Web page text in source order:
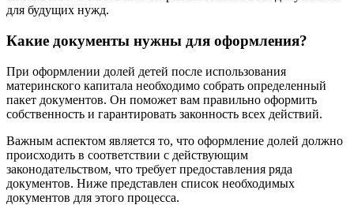
для будущих нужд.
Какие документы нужны для оформления?
При оформлении долей детей после использования
материнского капитала необходимо собрать определенный
пакет документов. Он поможет вам правильно оформить
собственность и гарантировать законность всех действий.
Важным аспектом является то, что оформление долей должно
происходить в соответствии с действующим
законодательством, что требует предоставления ряда
документов. Ниже представлен список необходимых
документов для этого процесса.